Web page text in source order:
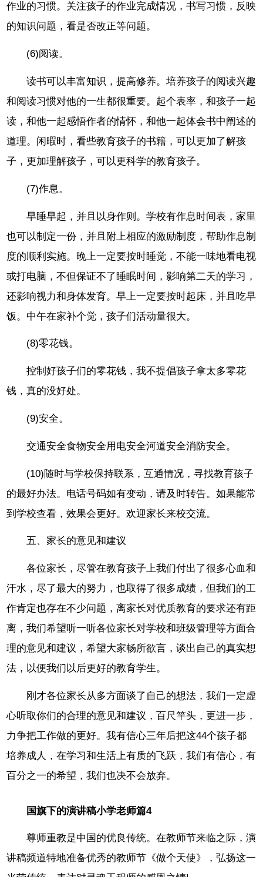
作业的习惯。关注孩子的作业完成情况，书写习惯，反映
的知识问题，看是否改正等问题。
(6)阅读。
读书可以丰富知识，提高修养。培养孩子的阅读兴趣
和阅读习惯对他的一生都很重要。起个表率，和孩子一起
读，和他一起感悟作者的情怀，和他一起体会书中阐述的
道理。闲暇时，看些教育孩子的书籍，可以更加了解孩
子，更加理解孩子，可以更科学的教育孩子。
(7)作息。
早睡早起，并且以身作则。学校有作息时间表，家里
也可以制定一份，并且附上相应的激励制度，帮助作息制
度的顺利实施。晚上一定要按时睡觉，不能一味地看电视
或打电脑，不但保证不了睡眠时间，影响第二天的学习，
还影响视力和身体发育。早上一定要按时起床，并且吃早
饭。中午在家补个觉，孩子们活动量很大。
(8)零花钱。
控制好孩子们的零花钱，我不提倡孩子拿太多零花
钱，真的没好处。
(9)安全。
交通安全食物安全用电安全河道安全消防安全。
(10)随时与学校保持联系，互通情况，寻找教育孩子
的最好办法。电话号码如有变动，请及时转告。如果能常
到学校查看，效果会更好。欢迎家长来校交流。
五、家长的意见和建议
各位家长，尽管在教育孩子上我们付出了很多心血和
汗水，尽了最大的努力，也取得了很多成绩，但我们的工
作肯定也存在不少问题，离家长对优质教育的要求还有距
离，我们希望听一听各位家长对学校和班级管理等方面合
理的意见和建议，希望大家畅所欲言，谈出自己的真实想
法，以便我们以后更好的教育学生。
刚才各位家长从多方面谈了自己的想法，我们一定虚
心听取你们的合理的意见和建议，百尺竿头，更进一步，
力争把工作做的更好。我有信心三年后把这44个孩子都
培养成人，在学习和生活上有质的飞跃，我们有信心，有
百分之一的希望，我们也决不会放弃。
国旗下的演讲稿小学老师篇4
尊师重教是中国的优良传统。在教师节来临之际，演
讲稿频道特地准备优秀的教师节《做个天使》，弘扬这一